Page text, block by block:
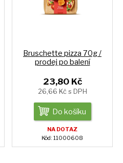
Bruschette pizza 70g /
prodej po balení
23,80 Kč
26,66 Kč s DPH
Do košíku
NA DOTAZ
Kód: 11000608